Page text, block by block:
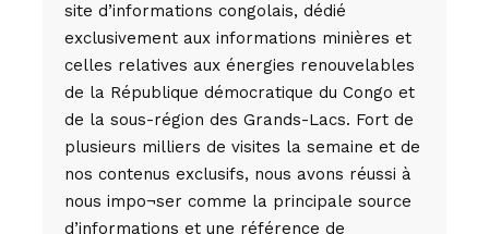
site d’informations congolais, dédié
exclusivement aux informations minières et
celles relatives aux énergies renouvelables
de la République démocratique du Congo et
de la sous-région des Grands-Lacs. Fort de
plusieurs milliers de visites la semaine et de
nos contenus exclusifs, nous avons réussi à
nous impo¬ser comme la principale source
d’informations et une référence de